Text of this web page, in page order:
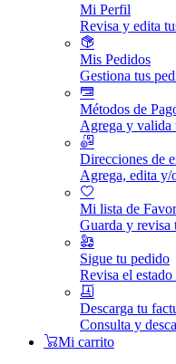
Mi Perfil
Revisa y edita
Mis Pedidos
Gestiona tus
Métodos de
Agrega y valida
Direcciones de
Agrega, edita y/
Mi lista de
Guarda y revisa
Sigue tu pedido
Revisa el
Descarga tu
Consulta y
Mi carrito